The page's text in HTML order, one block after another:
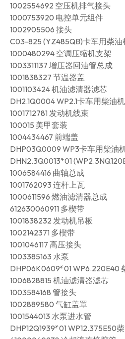
1002554692 空压机排气接头
1000753920 电控单元组件
1002905506 接头
C03-825 (YZ485QB)卡车用柴油
1000480294 空调压缩机支架
1003311137 增压器回油管总成
1001838327 节温器盖
1001103424 机油滤清器滤芯
DH2.1Q0004 WP2.1卡车用柴油
1001712781 发动机线束
100015 美甲套装
1004434467 前端盖
DHP03Q0009 WP3卡车用柴油
DHN2.3Q0013*01
1006584416 曲轴总成
1001762093 连杆上瓦
1000611596 燃油滤清器总成
612630060911 多楔带
1001838232 发动机吊板
1002142371 多楔带
1001046117 高压接头
1003385163 水泵
DHP06K0609*01 WP6.220E40
1006828815 机油滤清器滤芯
1003584168 管接头
1002889580 气缸盖罩
1001544013 水泵进水管
DHP12Q1939*01 WP12.375E50